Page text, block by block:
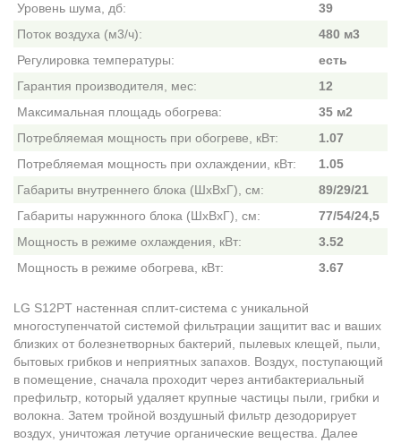
Уровень шума, дб:
39
Поток воздуха (м3/ч):
480 м3
Регулировка температуры:
есть
Гарантия производителя, мес:
12
Максимальная площадь обогрева:
35 м2
Потребляемая мощность при обогреве, кВт:
1.07
Потребляемая мощность при охлаждении, кВт:
1.05
Габариты внутреннего блока (ШxВxГ), см:
89/29/21
Габариты наружнного блока (ШxВxГ), см:
77/54/24,5
Мощность в режиме охлаждения, кВт:
3.52
Мощность в режиме обогрева, кВт:
3.67
LG S12PT настенная сплит-система с уникальной
многоступенчатой системой фильтрации защитит вас и ваших
близких от болезнетворных бактерий, пылевых клещей, пыли,
бытовых грибков и неприятных запахов. Воздух, поступающий
в помещение, сначала проходит через антибактериальный
префильтр, который удаляет крупные частицы пыли, грибки и
волокна. Затем тройной воздушный фильтр дезодорирует
воздух, уничтожая летучие органические вещества. Далее